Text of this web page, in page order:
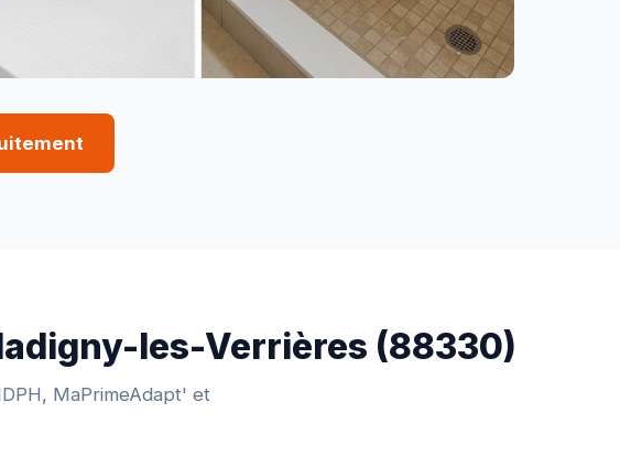
les-Verrières (88330)
MaPrimeAdapt' et